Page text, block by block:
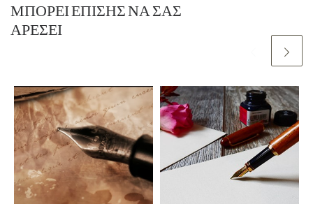
ΜΠΟΡΕΊ ΕΠΊΣΗΣ ΝΑ ΣΑΣ
ΑΡΈΣΕΙ